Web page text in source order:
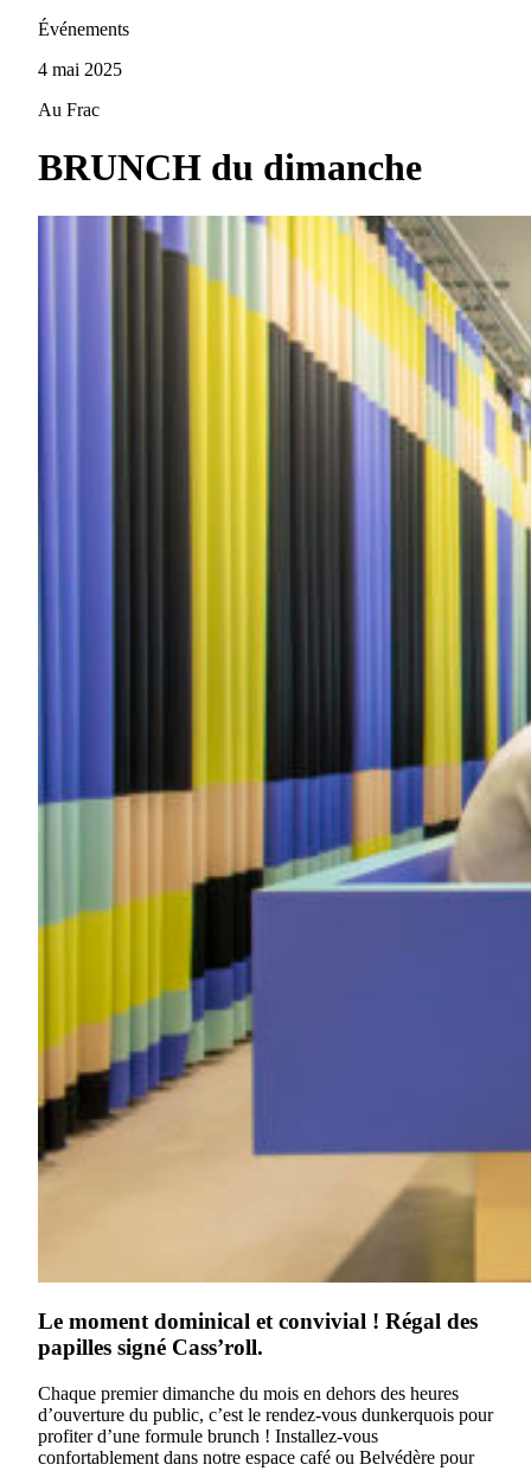
Événements
4 mai 2025
Au Frac
BRUNCH du dimanche
Le moment dominical et convivial ! Régal des
papilles signé Cass’roll.
Chaque premier dimanche du mois en dehors des heures
d’ouverture du public, c’est le rendez-vous dunkerquois pour
profiter d’une formule brunch ! Installez-vous
confortablement dans notre espace café ou Belvédère pour